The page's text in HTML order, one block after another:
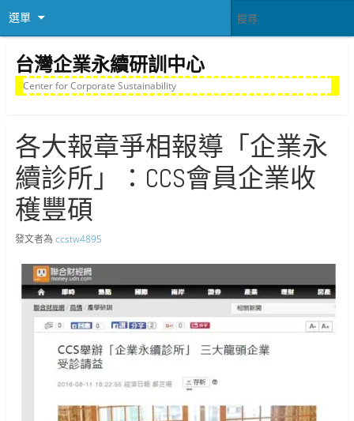
選單
台灣企業永續研訓中心
Center for Corporate Sustainability
各大報章爭相報導「企業永
續診所」：CCS會員企業收
穫豐碩
發文者為 ccstw4895